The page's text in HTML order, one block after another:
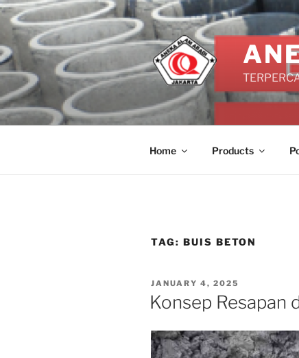
Skip
content
Home Products
TAG: BUIS BETON
POSTED
ON
JANUARY 4, 2025
Konsep Resapan